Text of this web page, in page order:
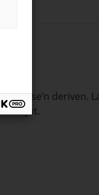
que se’n deriven.
l’ajut.